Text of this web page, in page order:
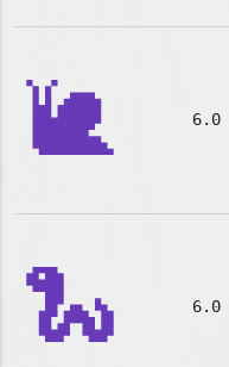
🐌 6.0
🐍 6.0